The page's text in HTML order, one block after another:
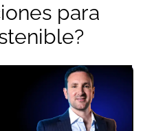
para